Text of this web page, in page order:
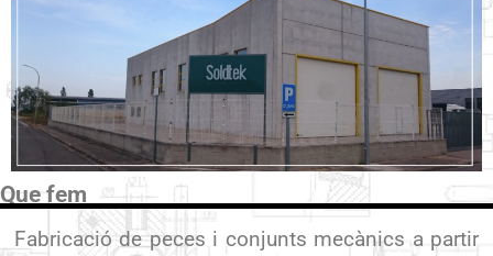
Que fem
Fabricació de peces i conjunts mecànics a partir